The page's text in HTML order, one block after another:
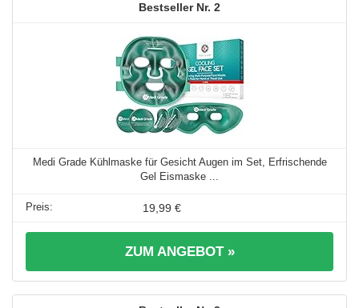
2
Medi Grade Kühlmaske für Gesicht Augen im Set, Erfrischende
Gel Eismaske ...
19,99 €
ZUM ANGEBOT »